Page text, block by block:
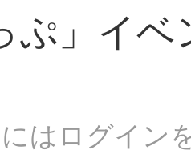
ぷ」イ
はログイン